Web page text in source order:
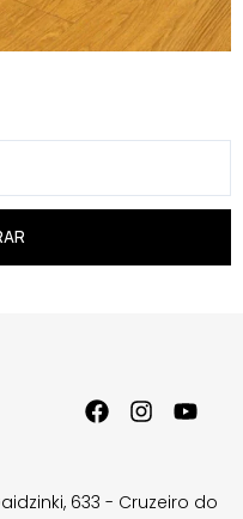
633 - Cruzeiro do